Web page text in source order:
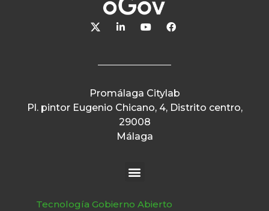
Promálaga Citylab
Pl. pintor Eugenio Chicano, 4, Distrito centro,
29008
Málaga
Tecnología Gobierno Abierto